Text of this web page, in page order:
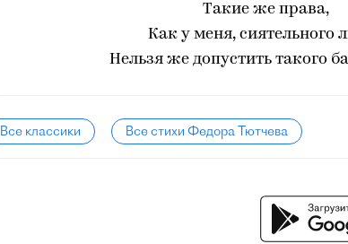
Такие же права,
Как у меня, сиятельного
Нельзя же допустить такого
Все классики Все стихи Федора Тютчева